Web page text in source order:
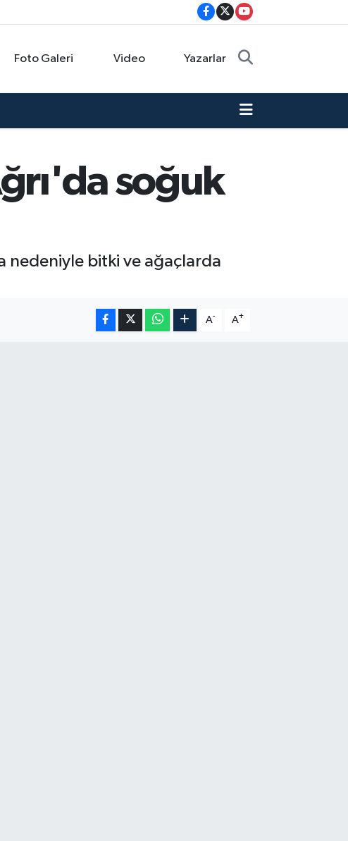
Foto Galeri Video Yazarlar
soğuk
nedeniyle bitki ve ağaçlarda
A- A+